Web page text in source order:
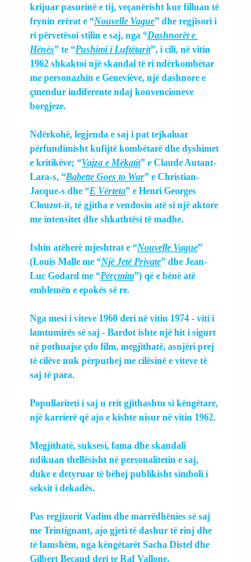
krijuar pasurinë e tij, veçanërisht kur filluan të
frynin erërat e “Nouvelle Vague” dhe regjisori i
ri përvetësoi stilin e saj, nga “Dashnorët e
Hënës” te “Pushimi i Luftëtarit”, i cili, në vitin
1962 shkaktoi një skandal të ri ndërkombëtar
me personazhin e Geneviève, një dashnore e
çmendur indiferente ndaj konvencioneve
borgjeze.
Ndërkohë, legjenda e saj i pat tejkaluar
përfundimisht kufijtë kombëtarë dhe dyshimet
e kritikëve; “Vajza e Mëkatit” e Claude Autant-
Lara-s, “Babette Goes to War” e Christian-
Jacque-s dhe “E Vërteta” e Henri Georges
Clouzot-it, të gjitha e vendosin atë si një aktore
me intensitet dhe shkathtësi të madhe.
Ishin atëherë mjeshtrat e “Nouvelle Vague”
(Louis Malle me “Një Jetë Private” dhe Jean-
Luc Godard me “Përçmim”) që e bënë atë
emblemën e epokës së re.
Nga mesi i viteve 1960 deri në vitin 1974 - viti i
lamtumirës së saj - Bardot ishte një hit i sigurt
në pothuajse çdo film, megjithatë, asnjëri prej
të cilëve nuk përputhej me cilësinë e viteve të
saj të para.
Popullariteti i saj u rrit gjithashtu si këngëtare,
një karrierë që ajo e kishte nisur në vitin 1962.
Megjithatë, suksesi, fama dhe skandali
ndikuan thellësisht në personalitetin e saj,
duke e detyruar të bëhej publikisht simboli i
seksit i dekadës.
Pas regjizorit Vadim dhe marrëdhënies së saj
me Trintignant, ajo gjeti të dashur të rinj dhe
të famshëm, nga këngëtarët Sacha Distel dhe
Gilbert Becaud deri te Raf Vallone.